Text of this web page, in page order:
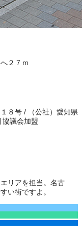
２７ｍ
８号 /
（公社）愛知県
協議会加盟
リアを担当。名古
い街ですよ。